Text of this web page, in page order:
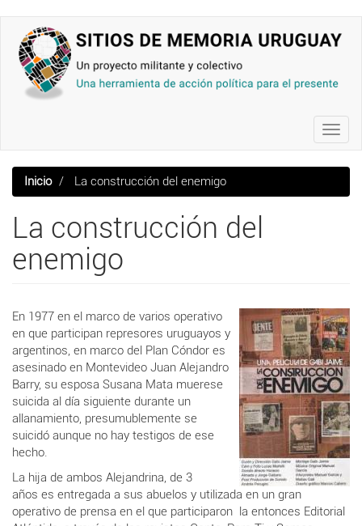
contenido
principal
Inicio La construcción del enemigo
La construcción del
enemigo
En 1977 en el marco de varios operativo
en que participan represores uruguayos y
argentinos, en marco del Plan Cóndor es
asesinado en Montevideo Juan Alejandro
Barry, su esposa Susana Mata muerese
suicida al día siguiente durante un
allanamiento, presumublemente se
suicidó aunque no hay testigos de ese
hecho.
La hija de ambos Alejandrina, de 3
años es entregada a sus abuelos y utilizada en un gran
operativo de prensa en el que participaron la entonces Editorial